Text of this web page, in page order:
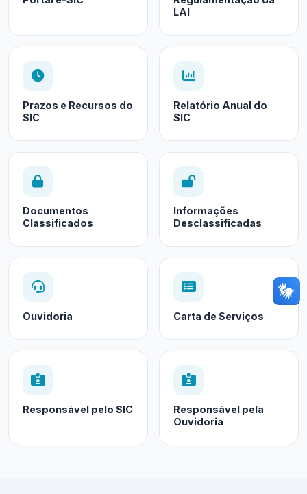
LAI
Prazos e Recursos do
SIC
Relatório Anual do
SIC
Documentos
Classificados
Informações
Desclassificadas
Ouvidoria Carta de Serviços
Responsável pelo SIC
Responsável pela
Ouvidoria